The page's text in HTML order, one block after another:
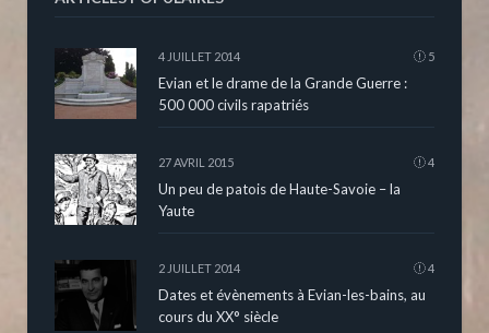
4 JUILLET 2014 5
Evian et le drame de la Grande Guerre :
500 000 civils rapatriés
27 AVRIL 2015 4
Un peu de patois de Haute-Savoie – la
Yaute
2 JUILLET 2014 4
Dates et évènements à Evian-les-bains, au
cours du XX° siècle